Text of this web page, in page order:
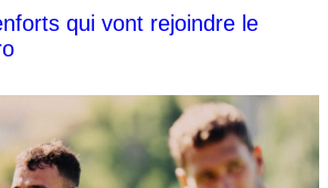
qui vont rejoindre le